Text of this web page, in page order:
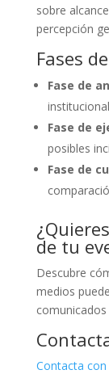
sobre
percepción
Fases
Fase de
Fase de
posibles
Fase de
de tu
Descubre
medios
comunicados
Contacta